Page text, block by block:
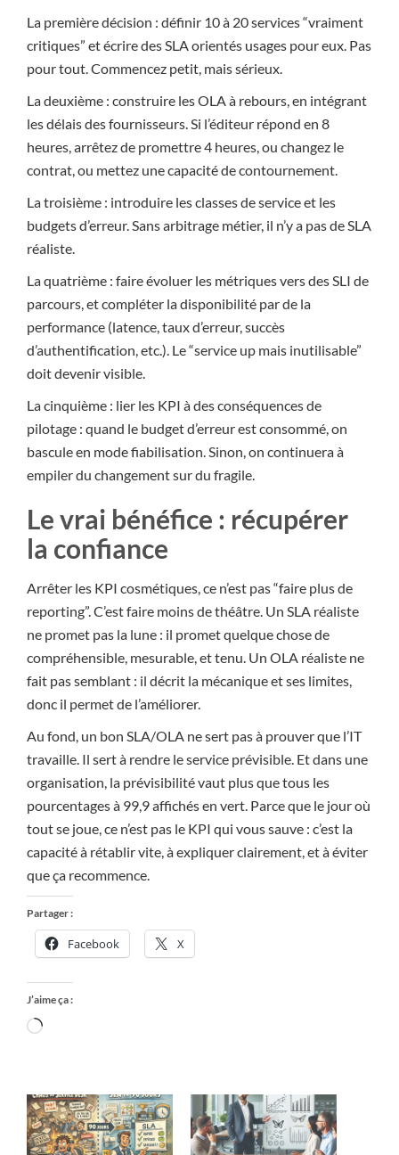
La première décision : définir 10 à 20 services “vraiment
critiques” et écrire des SLA orientés usages pour eux. Pas
pour tout. Commencez petit, mais sérieux.
La deuxième : construire les OLA à rebours, en intégrant
les délais des fournisseurs. Si l’éditeur répond en 8
heures, arrêtez de promettre 4 heures, ou changez le
contrat, ou mettez une capacité de contournement.
La troisième : introduire les classes de service et les
budgets d’erreur. Sans arbitrage métier, il n’y a pas de SLA
réaliste.
La quatrième : faire évoluer les métriques vers des SLI de
parcours, et compléter la disponibilité par de la
performance (latence, taux d’erreur, succès
d’authentification, etc.). Le “service up mais inutilisable”
doit devenir visible.
La cinquième : lier les KPI à des conséquences de
pilotage : quand le budget d’erreur est consommé, on
bascule en mode fiabilisation. Sinon, on continuera à
empiler du changement sur du fragile.
Le vrai bénéfice : récupérer
la confiance
Arrêter les KPI cosmétiques, ce n’est pas “faire plus de
reporting”. C’est faire moins de théâtre. Un SLA réaliste
ne promet pas la lune : il promet quelque chose de
compréhensible, mesurable, et tenu. Un OLA réaliste ne
fait pas semblant : il décrit la mécanique et ses limites,
donc il permet de l’améliorer.
Au fond, un bon SLA/OLA ne sert pas à prouver que l’IT
travaille. Il sert à rendre le service prévisible. Et dans une
organisation, la prévisibilité vaut plus que tous les
pourcentages à 99,9 affichés en vert. Parce que le jour où
tout se joue, ce n’est pas le KPI qui vous sauve : c’est la
capacité à rétablir vite, à expliquer clairement, et à éviter
que ça recommence.
Partager :
Facebook X
J’aime ça :